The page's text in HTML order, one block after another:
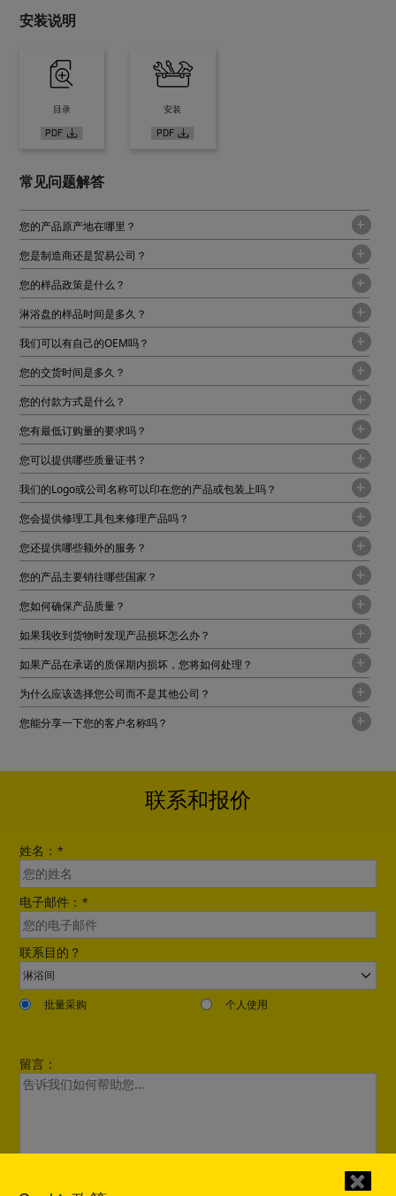
安装说明
目录 安装
常见问题解答
您的产品原产地在哪里？
您是制造商还是贸易公司？
您的样品政策是什么？
淋浴盘的样品时间是多久？
我们可以有自己的OEM吗？
您的交货时间是多久？
您的付款方式是什么？
您有最低订购量的要求吗？
您可以提供哪些质量证书？
我们的Logo或公司名称可以印在您的产品或包装上吗？
您会提供修理工具包来修理产品吗？
您还提供哪些额外的服务？
您的产品主要销往哪些国家？
您如何确保产品质量？
如果我收到货物时发现产品损坏怎么办？
如果产品在承诺的质保期内损坏，您将如何处理？
为什么应该选择您公司而不是其他公司？
您能分享一下您的客户名称吗？
联系和报价
姓名： *
电子邮件： *
联系目的？
批量采购 个人使用
留言：
✖